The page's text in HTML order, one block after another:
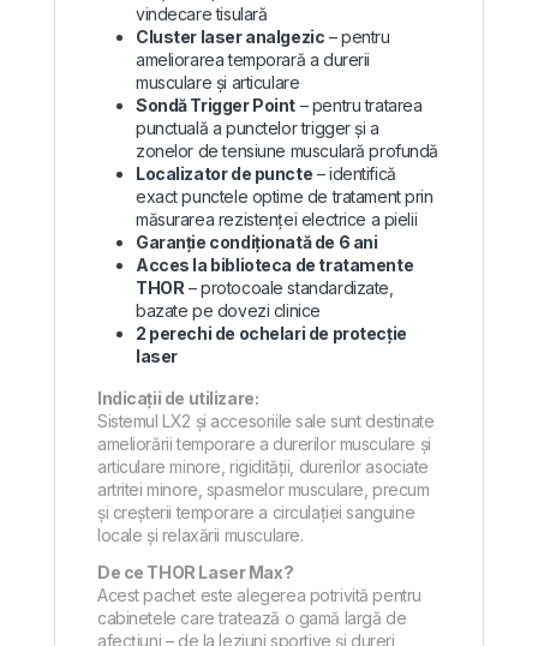
vindecare tisulară
Cluster laser analgezic – pentru
ameliorarea temporară a durerii
musculare și articulare
Sondă Trigger Point – pentru tratarea
punctuală a punctelor trigger și a
zonelor de tensiune musculară profundă
Localizator de puncte – identifică
exact punctele optime de tratament prin
măsurarea rezistenței electrice a pielii
Garanție condiționată de 6 ani
Acces la biblioteca de tratamente
THOR – protocoale standardizate,
bazate pe dovezi clinice
2 perechi de ochelari de protecție
laser
Indicații de utilizare:
Sistemul LX2 și accesoriile sale sunt destinate
ameliorării temporare a durerilor musculare și
articulare minore, rigidității, durerilor asociate
artritei minore, spasmelor musculare, precum
și creșterii temporare a circulației sanguine
locale și relaxării musculare.
De ce THOR Laser Max?
Acest pachet este alegerea potrivită pentru
cabinetele care tratează o gamă largă de
afecțiuni – de la leziuni sportive și dureri